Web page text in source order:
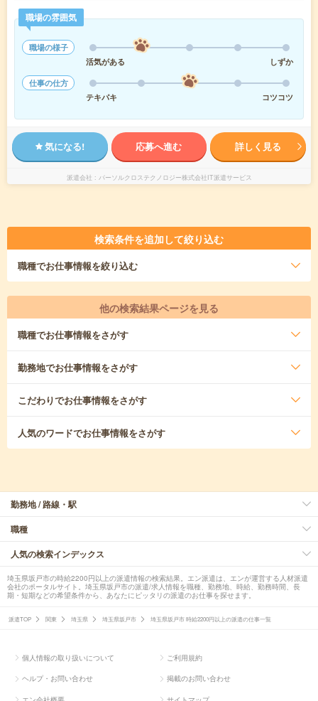
職場の雰囲気
職場の様子
活気がある
しずか
仕事の仕方
テキパキ
コツコツ
気になる! 応募へ進む 詳しく見る
派遣会社 パーソルクロステクノロジー株式会社IT派遣サービス
検索条件を追加して絞り込む
職種でお仕事情報を絞り込む
他の検索結果ページを見る
職種でお仕事情報をさがす
勤務地でお仕事情報をさがす
こだわりでお仕事情報をさがす
人気のワードでお仕事情報をさがす
勤務地 / 路線・駅
職種
人気の検索インデックス
埼玉県坂戸市の時給2200円以上の派遣情報の検索結果。エン派遣は、エンが運営する人材派遣
会社のポータルサイト。埼玉県坂戸市の派遣/求人情報を職種、勤務地、時給、勤務時間、長
期・短期などの希望条件から、あなたにピッタリの派遣のお仕事を探せます。
派遣TOP 関東 埼玉県 埼玉県坂戸市 埼玉県坂戸市 時給2200円以上の派遣の仕事一覧
個人情報の取り扱いについて ご利用規約
ヘルプ・お問い合わせ 掲載のお問い合わせ